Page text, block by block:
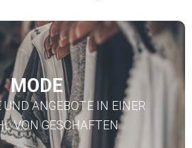
MODE
UND ANGEBOTE IN EINER
VON GESCHÄFTEN